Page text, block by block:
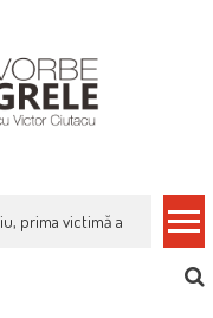
prima victimă a noi